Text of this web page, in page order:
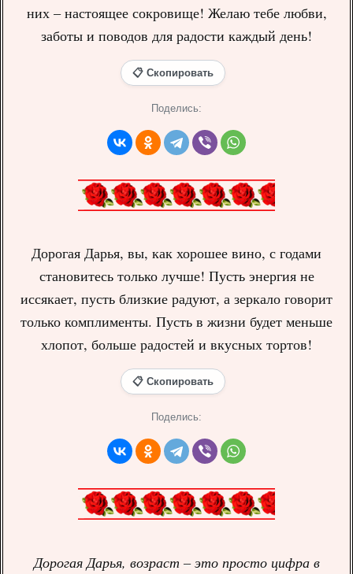
них – настоящее сокровище! Желаю тебе любви,
заботы и поводов для радости каждый день!
📋 Скопировать
Поделись:
Дорогая Дарья, вы, как хорошее вино, с годами
становитесь только лучше! Пусть энергия не
иссякает, пусть близкие радуют, а зеркало говорит
только комплименты. Пусть в жизни будет меньше
хлопот, больше радостей и вкусных тортов!
📋 Скопировать
Поделись:
Дорогая Дарья, возраст – это просто цифра в